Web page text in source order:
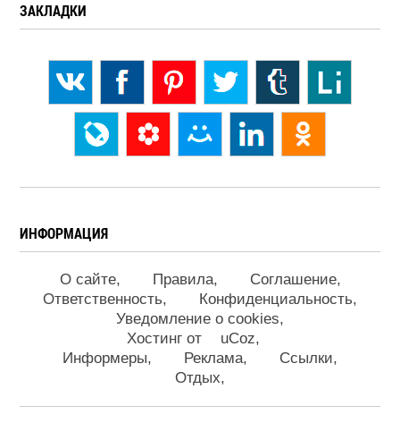
ЗАКЛАДКИ
ИНФОРМАЦИЯ
О сайте Правила
Соглашение
Ответственность
Конфиденциальность
Уведомление о cookies
Хостинг от
uCoz
Информеры
Реклама
Ссылки
Отдых